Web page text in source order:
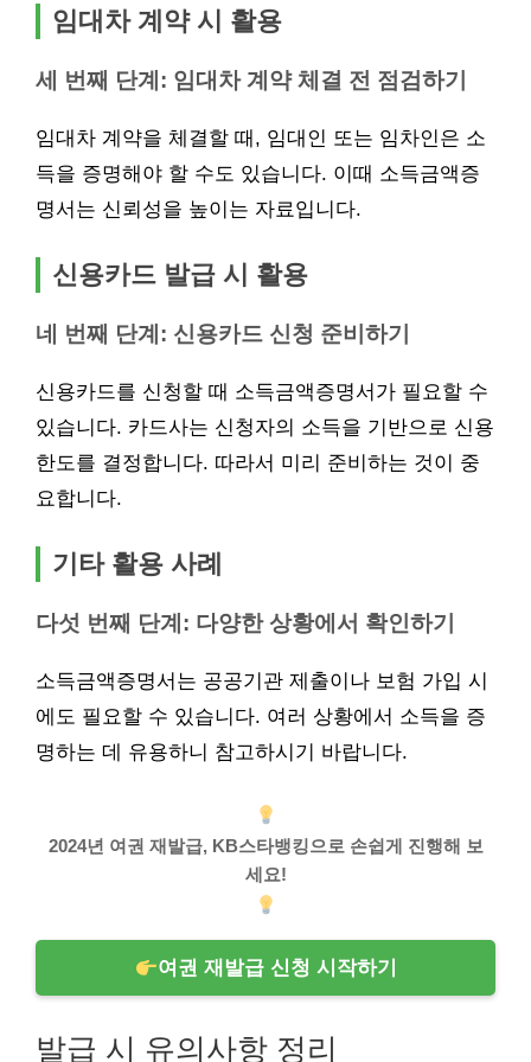
임대차 계약 시 활용
세 번째 단계: 임대차 계약 체결 전 점검하기
임대차 계약을 체결할 때, 임대인 또는 임차인은 소
득을 증명해야 할 수도 있습니다. 이때 소득금액증
명서는 신뢰성을 높이는 자료입니다.
신용카드 발급 시 활용
네 번째 단계: 신용카드 신청 준비하기
신용카드를 신청할 때 소득금액증명서가 필요할 수
있습니다. 카드사는 신청자의 소득을 기반으로 신용
한도를 결정합니다. 따라서 미리 준비하는 것이 중
요합니다.
기타 활용 사례
다섯 번째 단계: 다양한 상황에서 확인하기
소득금액증명서는 공공기관 제출이나 보험 가입 시
에도 필요할 수 있습니다. 여러 상황에서 소득을 증
명하는 데 유용하니 참고하시기 바랍니다.
2024년 여권 재발급, KB스타뱅킹으로 손쉽게 진행해 보
세요!
여권 재발급 신청 시작하기
발급 시 유의사항 정리